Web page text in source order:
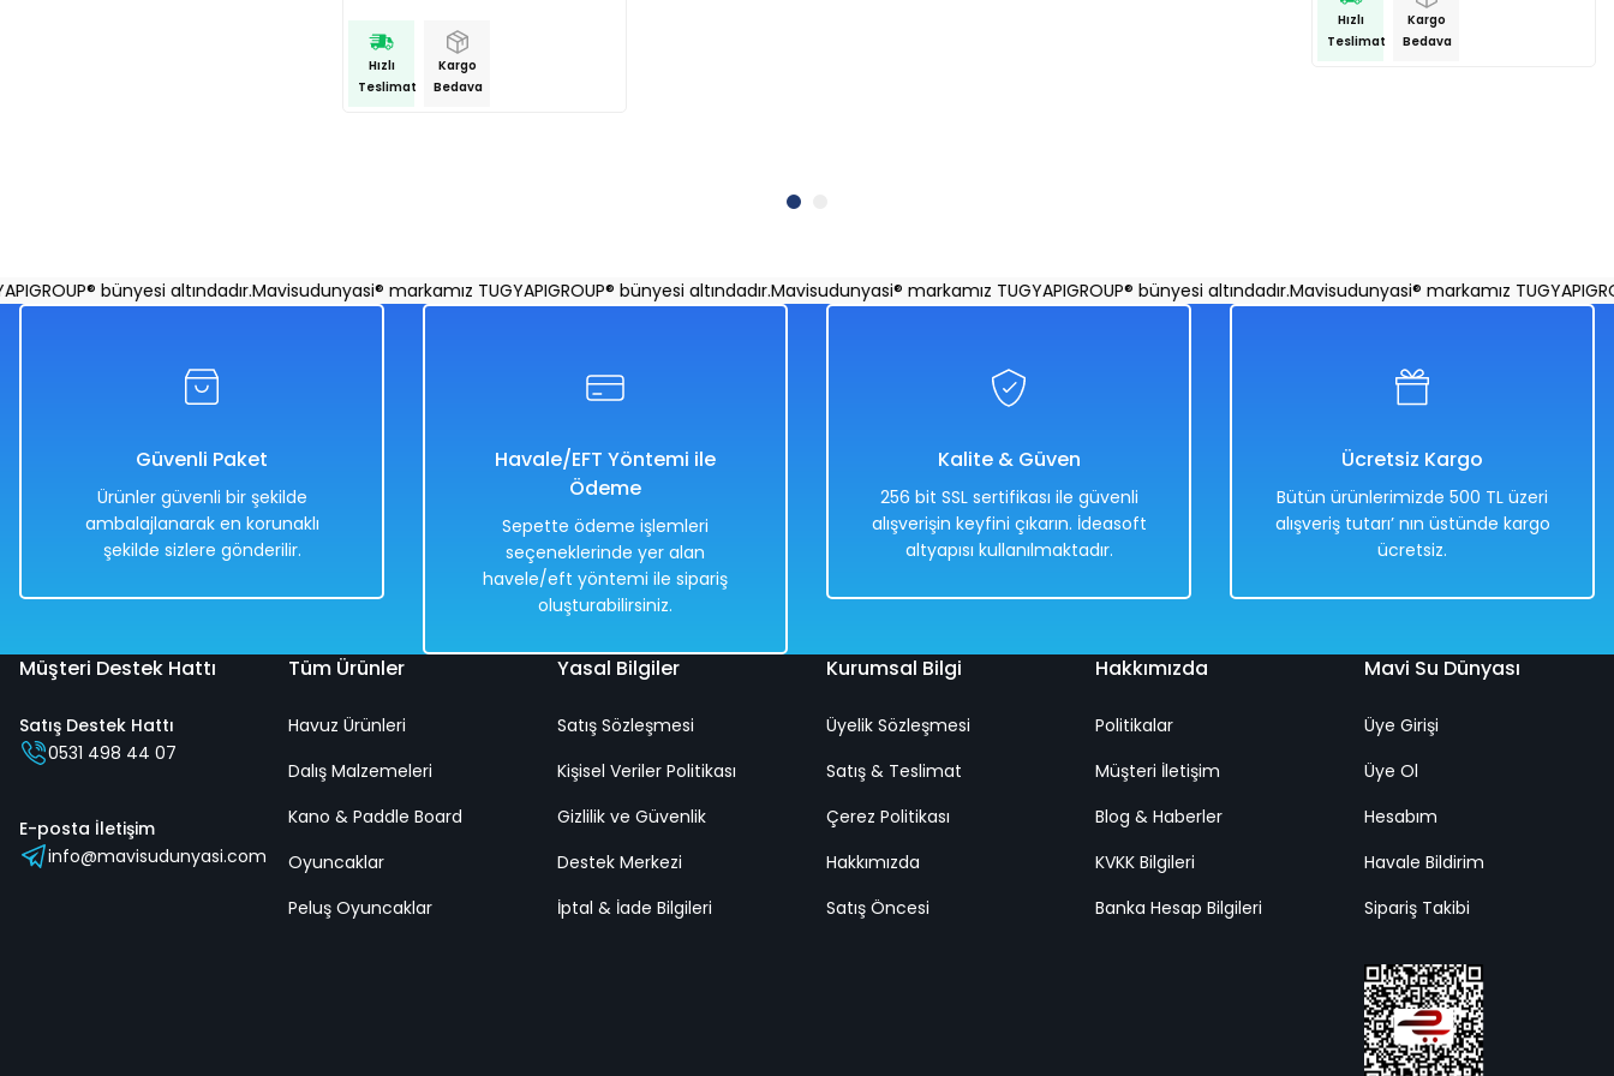
Hızlı
Teslimat
Kargo
Bedava
Hızlı
Teslimat
Kargo
Bedava
bünyesi altındadır.Mavisudunyasi® markamız TUGYAPIGROUP® bünyesi altındadır.Mavisudunyasi® markamız TUGYAPIGROUP® bünyesi altındadır.Mavisudunyasi® markamız
Güvenli Paket
Ürünler güvenli bir şekilde
ambalajlanarak en korunaklı
şekilde sizlere gönderilir.
Havale/EFT Yöntemi ile
Ödeme
Sepette ödeme işlemleri
seçeneklerinde yer alan
havele/eft yöntemi ile sipariş
oluşturabilirsiniz.
Kalite & Güven
256 bit SSL sertifikası ile güvenli
alışverişin keyfini çıkarın. İdeasoft
altyapısı kullanılmaktadır.
Ücretsiz Kargo
Bütün ürünlerimizde 500 TL üzeri
alışveriş tutarı’ nın üstünde kargo
ücretsiz.
Müşteri Destek Hattı
Satış Destek Hattı
0531 498 44 07
E-posta İletişim
info@mavisudunyasi.com
Tüm Ürünler
Havuz Ürünleri
Dalış Malzemeleri
Kano & Paddle Board
Oyuncaklar
Peluş Oyuncaklar
Yasal Bilgiler
Satış Sözleşmesi
Kişisel Veriler Politikası
Gizlilik ve Güvenlik
Destek Merkezi
İptal & İade Bilgileri
Kurumsal Bilgi
Üyelik Sözleşmesi
Satış & Teslimat
Çerez Politikası
Hakkımızda
Satış Öncesi
Hakkımızda
Politikalar
Müşteri İletişim
Blog & Haberler
KVKK Bilgileri
Banka Hesap Bilgileri
Mavi Su Dünyası
Üye Girişi
Üye Ol
Hesabım
Havale Bildirim
Sipariş Takibi